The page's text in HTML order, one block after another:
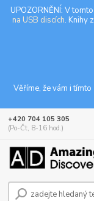
UPOZORNĚNÍ: V
na USB discích. Knihy
Věříme, že vám i
+420 704 105 305
(Po-Čt, 8-16 hod.)